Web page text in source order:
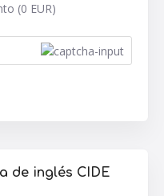
(0 EUR)
de inglés CIDE